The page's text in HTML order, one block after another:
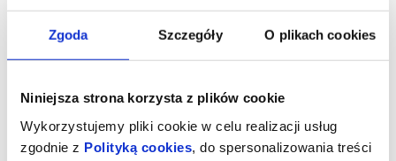
Zgoda Szczegóły O plikach cookies
Niniejsza strona korzysta z plików cookie
Wykorzystujemy pliki cookie w celu realizacji usług
zgodnie z Polityką cookies , do spersonalizowania treści
wieków dziejów Ostrowca Świętokrzyskiego, jego historii i ewolucji,
ukazująca szczególnie zasłużone dla miasta postaci, rozwój
kultury, sportu i gospodarki.
zostanie w pamięci. Nowoczesne wnętrza, różnorodność wystawy
czas, pełen emocji i wrażeń.
Zapraszamy na niesamowitą podróż przez Cywilizację Żelaza nad
CTH mieści się na drugim piętrze budynku przy Alei 3 Maja 6. Bilety
można nabycia w recepcji OBK (poniedziałek – piątek w godz. 8.00